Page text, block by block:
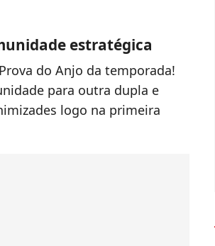
estratégica
do Anjo da temporada!
para outra dupla e
logo na primeira